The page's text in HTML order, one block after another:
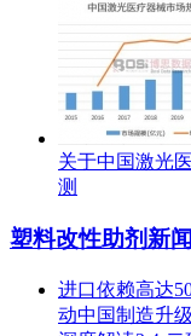
关于中国激光
测
塑料改性助剂新闻
进口依赖高达
动中国制造升级